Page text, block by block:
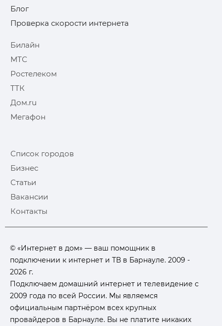
Блог
Проверка скорости интернета
Билайн
МТС
Ростелеком
ТТК
Дом.ru
Мегафон
Список городов
Бизнес
Статьи
Вакансии
Контакты
© «Интернет в дом» — ваш помощник в
подключении к интернет и ТВ в Барнауле. 2009 -
2026 г.
Подключаем домашний интернет и телевидение с
2009 года по всей России. Мы являемся
официальным партнёром всех крупных
провайдеров в Барнауле. Вы не платите никаких